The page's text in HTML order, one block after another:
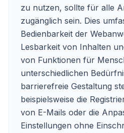
zu nutzen, sollte für alle
zugänglich sein. Dies
Bedienbarkeit der
Lesbarkeit von Inhalten
von Funktionen für
unterschiedlichen
barrierefreie Gestaltung
beispielsweise die
von E-Mails oder die
Einstellungen ohne